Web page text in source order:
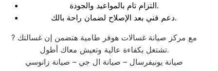
التزام تام بالمواعيد والجودة.
دعم فني بعد الإصلاح لضمان راحة بالك.
? مع مركز صيانة غسالات هوفر طامية هتضمن إن غسالتك
تشتغل بكفاءة عالية وتعيش معاك أطول.
صيانة يونيفرسال – صيانة ال جي – صيانة زانوسي